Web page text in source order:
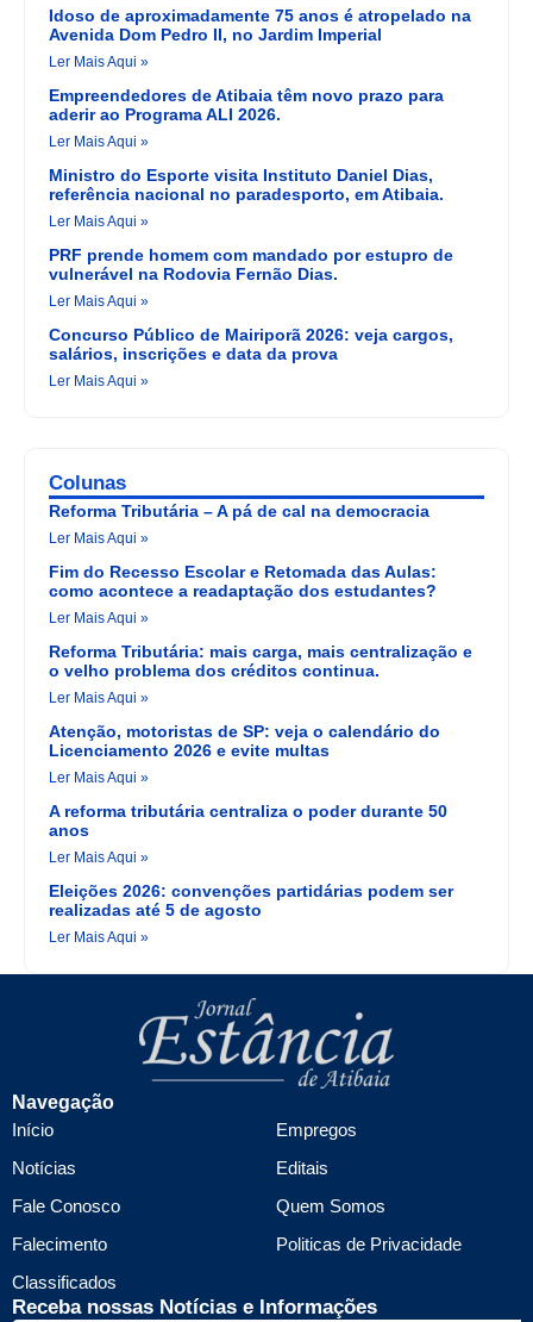
Idoso de aproximadamente 75 anos é atropelado na
Avenida Dom Pedro II, no Jardim Imperial
Ler Mais Aqui »
Empreendedores de Atibaia têm novo prazo para
aderir ao Programa ALI 2026.
Ler Mais Aqui »
Ministro do Esporte visita Instituto Daniel Dias,
referência nacional no paradesporto, em Atibaia.
Ler Mais Aqui »
PRF prende homem com mandado por estupro de
vulnerável na Rodovia Fernão Dias.
Ler Mais Aqui »
Concurso Público de Mairiporã 2026: veja cargos,
salários, inscrições e data da prova
Ler Mais Aqui »
Colunas
Reforma Tributária – A pá de cal na democracia
Ler Mais Aqui »
Fim do Recesso Escolar e Retomada das Aulas:
como acontece a readaptação dos estudantes?
Ler Mais Aqui »
Reforma Tributária: mais carga, mais centralização e
o velho problema dos créditos continua.
Ler Mais Aqui »
Atenção, motoristas de SP: veja o calendário do
Licenciamento 2026 e evite multas
Ler Mais Aqui »
A reforma tributária centraliza o poder durante 50
anos
Ler Mais Aqui »
Eleições 2026: convenções partidárias podem ser
realizadas até 5 de agosto
Ler Mais Aqui »
Navegação
Início
Notícias
Fale Conosco
Falecimento
Classificados
Empregos
Editais
Quem Somos
Politicas de Privacidade
Receba nossas Notícias e Informações